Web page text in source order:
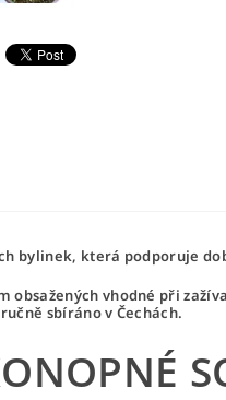
bylinek, která podporuje
obsažených vhodné při
sbíráno v Čechách.